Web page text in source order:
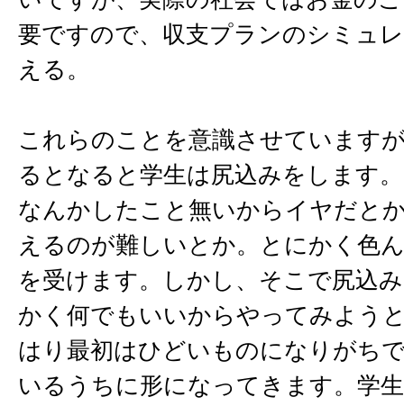
要ですので、収支プランのシミュ
える。
これらのことを意識させています
るとなると学生は尻込みをします
なんかしたこと無いからイヤだと
えるのが難しいとか。とにかく色
を受けます。しかし、そこで尻込
かく何でもいいからやってみよう
はり最初はひどいものになりがち
いるうちに形になってきます。学